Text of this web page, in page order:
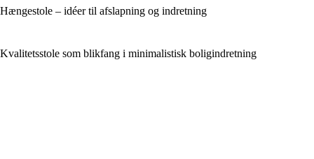
Hængestole – idéer til afslapning og indretning
Kvalitetsstole som blikfang i minimalistisk boligindretning